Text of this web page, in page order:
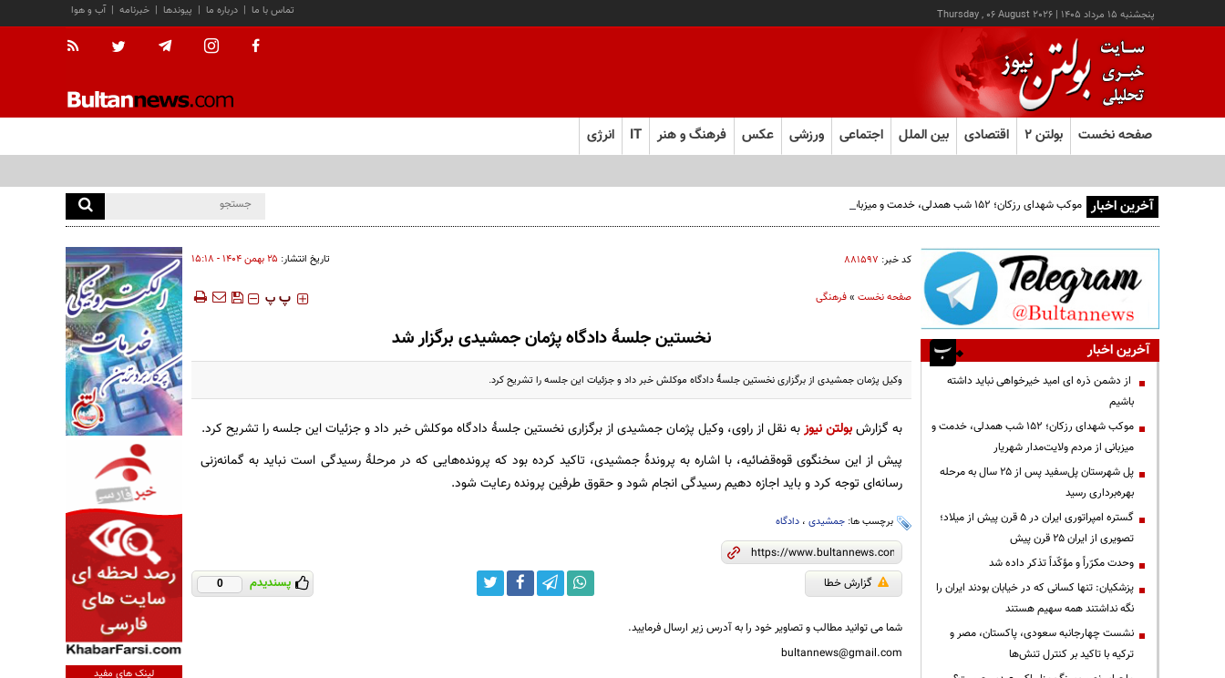
پنجشنبه ۱۵ مرداد ۱۴۰۵ |
Thursday , 06 August 2026 آب و هوا | خبرنامه | پیوندها | درباره ما | تماس با ما
صفحه نخست بولتن ۲ اقتصادی بین الملل اجتماعی ورزشی عکس فرهنگ و هنر IT انرژی
آخرین اخبار موکب شهدای رزکان؛ ۱۵۲ شب همدلی، خدمت و میزبانی از مردم ولایت‌مدار شهریار
کد خبر: ۸۸۱۵۹۷ تاریخ انتشار: ۲۵ بهمن ۱۴۰۴ - ۱۵:۱۸
صفحه نخست»فرهنگی ‍‍‍ پ پ
نخستین جلسهٔ دادگاه پژمان جمشیدی برگزار شد
وکیل پژمان جمشیدی از برگزاری نخستین جلسهٔ دادگاه موکلش خبر داد و جزئیات این جلسه را تشریح کرد.
به گزارشبولتن نیوزبه نقل از راوی، وکیل پژمان جمشیدی از برگزاری نخستین جلسهٔ دادگاه موکلش خبر داد و جزئیات این جلسه را تشریح کرد.
پیش از این سخنگوی قوه‌قضائیه، با اشاره به پروندهٔ جمشیدی، تاکید کرده بود که پرونده‌هایی که در مرحلهٔ رسیدگی است نباید به گمانه‌زنی
رسانه‌ای توجه کرد و باید اجازه دهیم رسیدگی انجام شود و حقوق طرفین پرونده رعایت شود.
برچسب ها: جمشیدی، دادگاه
گزارش خطا پسندیدم 0
شما می توانید مطالب و تصاویر خود را به آدرس زیر ارسال فرمایید.
bultannews@gmail.com
آخرین اخبار
از دشمن ذره ای امید خیرخواهی نباید داشته
باشیم
موکب شهدای رزکان؛ ۱۵۲ شب همدلی، خدمت و
میزبانی از مردم ولایت‌مدار شهریار
پل شهرستان پل‌سفید پس از ۲۵ سال به مرحله
بهره‌برداری رسید
گستره امپراتوری ایران در ۵ قرن پیش از میلاد؛
تصویری از ایران ۲۵ قرن پیش
وحدت مکرّراً و مؤکّداً تذکر داده شد
پزشکیان: تنها کسانی که در خیابان بودند ایران را
نگه نداشتند همه سهیم هستند
نشست چهارجانبه سعودی، پاکستان، مصر و
ترکیه با تاکید بر کنترل تنش‌ها
لینک های مفید